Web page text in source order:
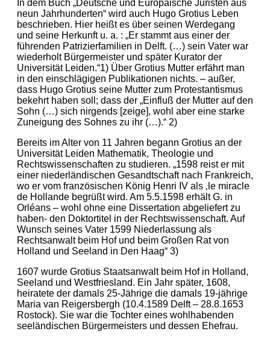
In dem Buch „Deutsche und Europäische Juristen aus
neun Jahrhunderten“ wird auch Hugo Grotius Leben
beschrieben. Hier heißt es über seinen Werdegang
und seine Herkunft u. a. : „Er stammt aus einer der
führenden Patrizierfamilien in Delft. (…) sein Vater war
wiederholt Bürgermeister und später Kurator der
Universität Leiden.“1) Über Grotius Mutter erfährt man
in den einschlägigen Publikationen nichts. – außer,
dass Hugo Grotius seine Mutter zum Protestantismus
bekehrt haben soll; dass der „Einfluß der Mutter auf den
Sohn (…) sich nirgends [zeige], wohl aber eine starke
Zuneigung des Sohnes zu ihr (…).“ 2)
Bereits im Alter von 11 Jahren begann Grotius an der
Universität Leiden Mathematik, Theologie und
Rechtswissenschaften zu studieren. „1598 reist er mit
einer niederländischen Gesandtschaft nach Frankreich,
wo er vom französischen König Henri IV als ‚le miracle
de Hollande begrüßt wird. Am 5.5.1598 erhält G. in
Orléans – wohl ohne eine Dissertation abgeliefert zu
haben- den Doktortitel in der Rechtswissenschaft. Auf
Wunsch seines Vater 1599 Niederlassung als
Rechtsanwalt beim Hof und beim Großen Rat von
Holland und Seeland in Den Haag“ 3)
1607 wurde Grotius Staatsanwalt beim Hof in Holland,
Seeland und Westfriesland. Ein Jahr später, 1608,
heiratete der damals 25-Jährige die damals 19-jährige
Maria van Reigersbergh (10.4.1589 Delft – 28.8.1653
Rostock). Sie war die Tochter eines wohlhabenden
seeländischen Bürgermeisters und dessen Ehefrau.